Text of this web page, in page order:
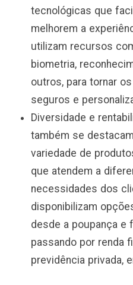
tecnológicas que
melhorem a
utilizam recursos
biometria,
outros, para tornar
seguros e
Diversidade e
também se
variedade de
que atendem a
necessidades dos
disponibilizam
desde a poupança e
passando por renda
previdência privada,